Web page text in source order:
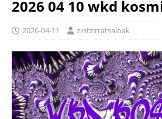
2026 04 10 wkd
2026-04-11 zintzirratsaioak